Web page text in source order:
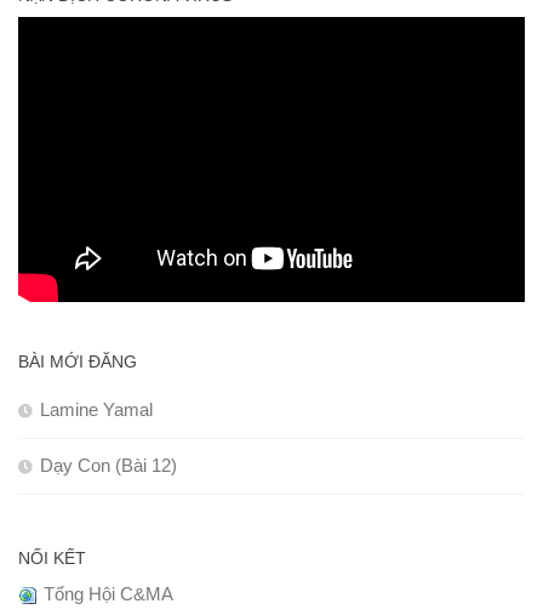
BÀI MỚI ĐĂNG
Lamine Yamal
Dạy Con (Bài 12)
NỐI KẾT
Tổng Hội C&MA